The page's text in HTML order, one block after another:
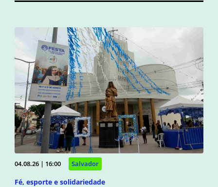
04.08.26 | 16:00 Salvador
Fé, esporte e solidariedade